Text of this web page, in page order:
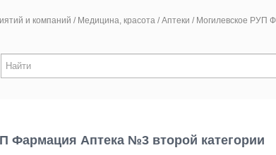
и компаний / Медицина, красота / Аптеки /Могилевское РУП
Фармация Аптека №3 второй категории